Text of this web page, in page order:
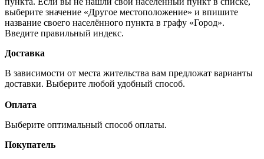
выберите значение «Другое местоположение» и впишите
название своего населённого пункта в графу «Город».
Введите правильный индекс.
Доставка
В зависимости от места жительства вам предложат варианты
доставки. Выберите любой удобный способ.
Оплата
Выберите оптимальный способ оплаты.
Покупатель